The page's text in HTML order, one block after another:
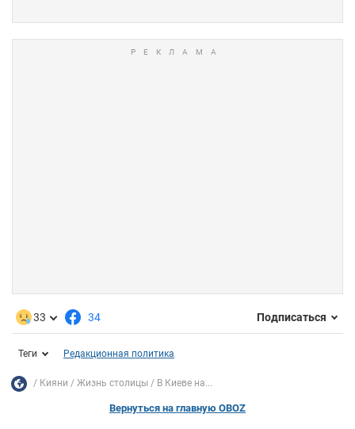
33 34 Подписаться
Теги Редакционная политика
Кияни Жизнь столицы В Киеве на...
Вернуться на главную OBOZ